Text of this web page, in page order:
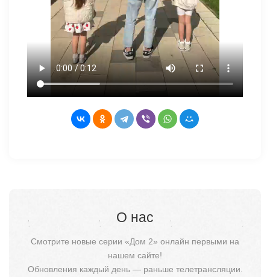
О нас
Смотрите новые серии «Дом 2» онлайн первыми на
нашем сайте!
Обновления каждый день — раньше телетрансляции.